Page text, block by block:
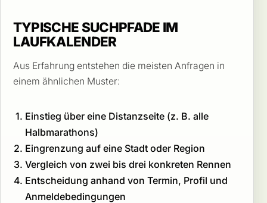
TYPISCHE SUCHPFADE IM
LAUFKALENDER
Aus Erfahrung entstehen die meisten Anfragen in
einem ähnlichen Muster:
Einstieg über eine Distanzseite (z. B. alle
Halbmarathons)
Eingrenzung auf eine Stadt oder Region
Vergleich von zwei bis drei konkreten Rennen
Entscheidung anhand von Termin, Profil und
Anmeldebedingungen